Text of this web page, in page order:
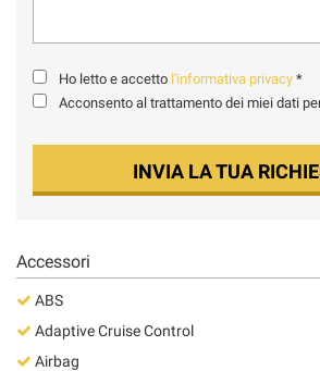
Ho letto e accetto l'informativa privacy *
Acconsento al trattamento dei miei dati
INVIA LA TUA
Accessori
ABS
Adaptive Cruise Control
Airbag